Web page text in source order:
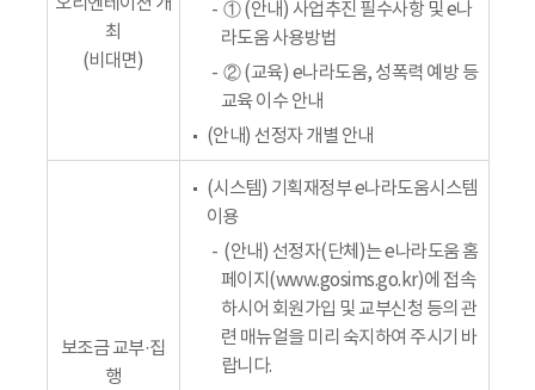
오리엔테이션 개
최
(비대면)
① (안내) 사업추진 필수사항 및 e나
라도움 사용방법
② (교육) e나라도움, 성폭력 예방 등
교육 이수 안내
(안내) 선정자 개별 안내
보조금 교부·집
행
(시스템) 기획재정부 e나라도움시스템
이용
(안내) 선정자(단체)는 e나라도움 홈
페이지(www.gosims.go.kr)에 접속
하시어 회원가입 및 교부신청 등의 관
련 매뉴얼을 미리 숙지하여 주시기 바
랍니다.